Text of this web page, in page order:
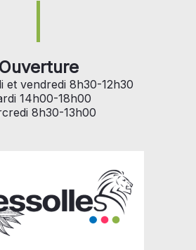
Ouverture
et vendredi 8h30-12h30
14h00-18h00
8h30-13h00